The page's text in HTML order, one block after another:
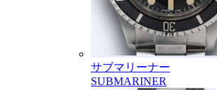
サブマリーナー
SUBMARINER